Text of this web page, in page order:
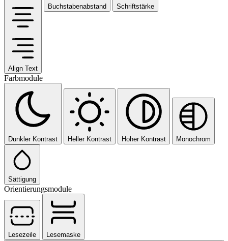
Align Text
Buchstabenabstand Schriftstärke
Farbmodule
Dunkler Kontrast Heller Kontrast Hoher Kontrast Monochrom
Sättigung
Orientierungsmodule
Lesezeile
Lesemaske